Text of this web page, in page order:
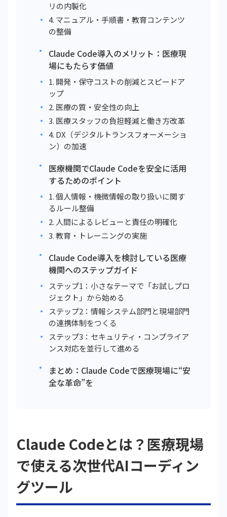
リの内製化
4. マニュアル・手順書・教育コンテンツ
の整備
Claude Code導入のメリット：医療現
場にもたらす価値
1. 開発・保守コストの削減とスピードア
ップ
2. 医療の質・安全性の向上
3. 医療スタッフの負担軽減と働き方改革
4. DX（デジタルトランスフォーメーショ
ン）の加速
医療機関でClaude Codeを安全に活用
するためのポイント
1. 個人情報・機微情報の取り扱いに関す
るルール整備
2. 人間によるレビューと責任の明確化
3. 教育・トレーニングの実施
Claude Code導入を検討している医療
機関へのステップガイド
ステップ1：小さなテーマで「お試しプロ
ジェクト」から始める
ステップ2：情報システム部門と現場部門
の連携体制をつくる
ステップ3：セキュリティ・コンプライア
ンス対応を並行して進める
まとめ：Claude Codeで医療現場に“安
全な革命”を
Claude Codeとは？医療現場
で使える次世代AIコーディン
グツール